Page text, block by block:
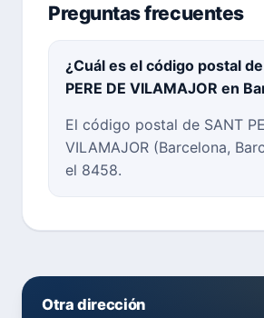
Preguntas frecuentes
¿Cuál es el código postal
PERE DE VILAMAJOR en
El código postal de SANT
VILAMAJOR (Barcelona,
el 8458.
Otra dirección